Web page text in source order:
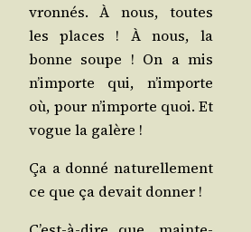
vron­nés. À nous, toutes
les places ! À nous, la
bonne soupe ! On a mis
n’im­porte qui, n’im­porte
où, pour n’im­porte quoi. Et
vogue la galère !
Ça a don­né natu­rel­le­ment
ce que ça devait donner !